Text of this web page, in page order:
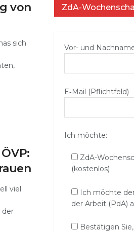
von
sich
viel
der
ZdA-
Vor- und
E‑Mail (Pflichtfeld)
Ich möchte:
ZdA-
(kostenlos)
Ich möchte
der Arbeit (PdA)
Bestätigen